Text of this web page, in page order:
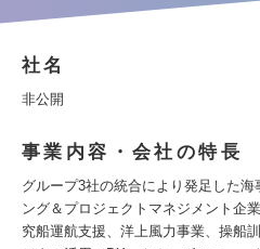
社名
非公開
事業内容・会社の特長
グループ3社の統合により発足した
ング＆プロジェクトマネジメント企
究船運航支援、洋上風力事業、操船